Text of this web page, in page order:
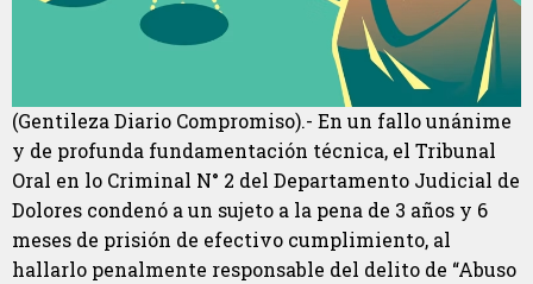
(Gentileza Diario Compromiso).- En un fallo unánime
y de profunda fundamentación técnica, el Tribunal
Oral en lo Criminal N° 2 del Departamento Judicial de
Dolores condenó a un sujeto a la pena de 3 años y 6
meses de prisión de efectivo cumplimiento, al
hallarlo penalmente responsable del delito de “Abuso